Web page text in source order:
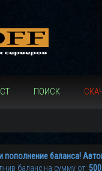
ПОИСК
пополнение баланса!
баланс на сумму от: